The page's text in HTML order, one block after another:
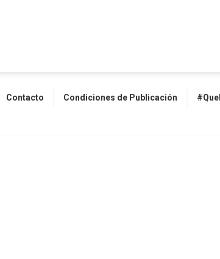
Contacto Condiciones de Publicación